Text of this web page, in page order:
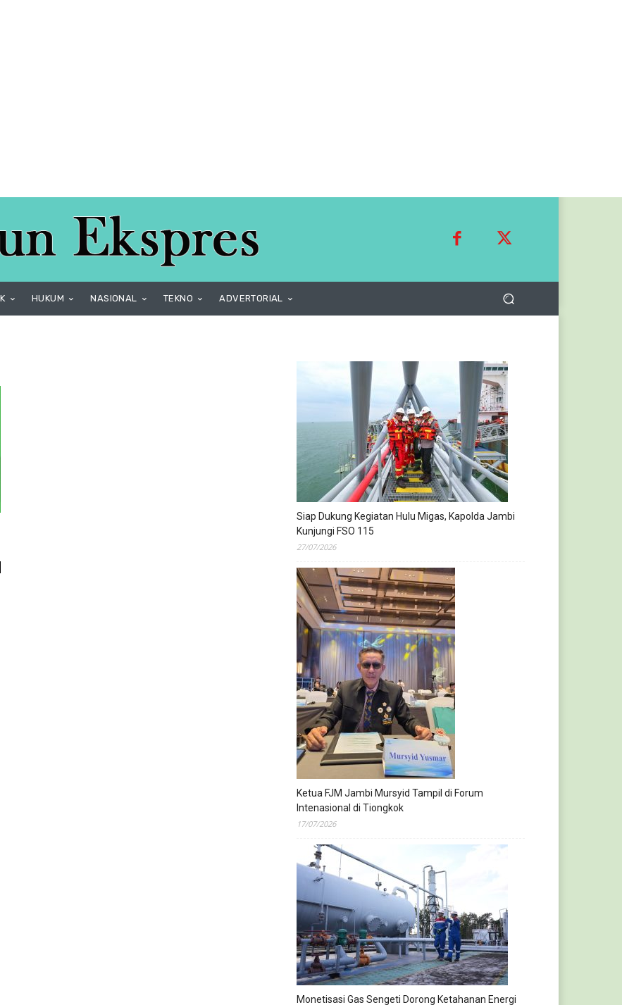
HUKUM NASIONAL TEKNO ADVERTORIAL
Siap Dukung Kegiatan Hulu Migas, Kapolda Jambi
Kunjungi FSO 115
27/07/2026
Ketua FJM Jambi Mursyid Tampil di Forum
Intenasional di Tiongkok
17/07/2026
Monetisasi Gas Sengeti Dorong Ketahanan Energi